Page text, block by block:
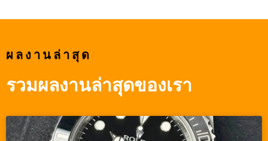
ผลงานล่าสุด
รวมผลงานล่าสุดของเรา